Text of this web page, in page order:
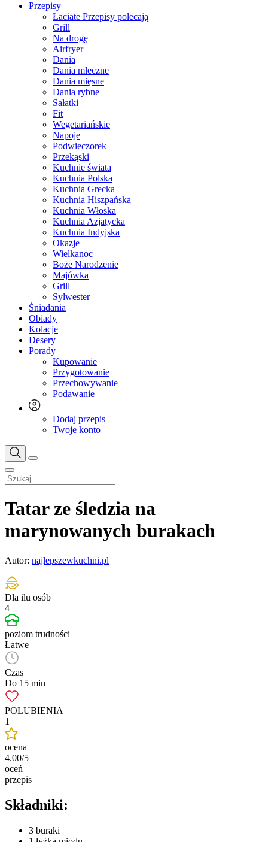
Przepisy
Łaciate Przepisy polecają
Grill
Na drogę
Airfryer
Dania
Dania mleczne
Dania mięsne
Dania rybne
Sałatki
Fit
Wegetariańskie
Napoje
Podwieczorek
Przekąski
Kuchnie świata
Kuchnia Polska
Kuchnia Grecka
Kuchnia Hiszpańska
Kuchnia Włoska
Kuchnia Azjatycka
Kuchnia Indyjska
Okazje
Wielkanoc
Boże Narodzenie
Majówka
Grill
Sylwester
Śniadania
Obiady
Kolacje
Desery
Porady
Kupowanie
Przygotowanie
Przechowywanie
Podawanie
Dodaj przepis
Twoje konto
Tatar ze śledzia na
marynowanych burakach
Autor: najlepszewkuchni.pl
Dla ilu osób
4
poziom trudności
Łatwe
Czas
Do 15 min
POLUBIENIA
1
ocena
4.00/5
oceń
przepis
Składniki:
3 buraki